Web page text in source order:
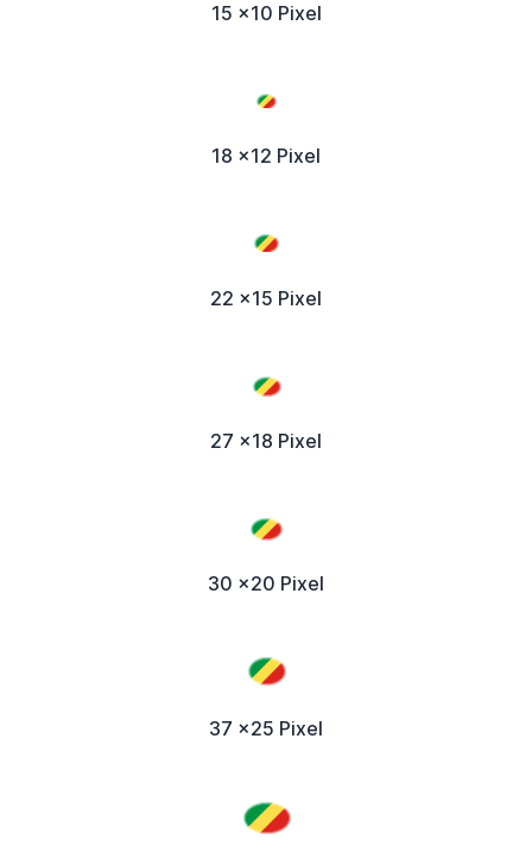
15 x10 Pixel
18 x12 Pixel
22 x15 Pixel
27 x18 Pixel
30 x20 Pixel
37 x25 Pixel